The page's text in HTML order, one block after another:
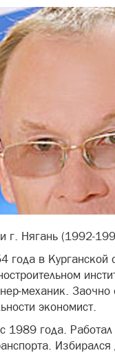
г. Нягань (1992-
года в Курганской
механик. Заочно
экономист.
1989 года.